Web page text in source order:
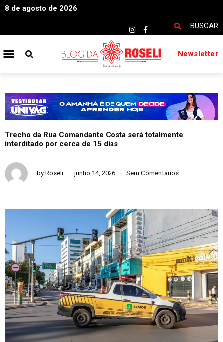
8 de agosto de 2026
BUSCAR
Newsletter
Trecho da Rua Comandante Costa será totalmente
interditado por cerca de 15 dias
by Roseli junho 14, 2026 Sem Comentários